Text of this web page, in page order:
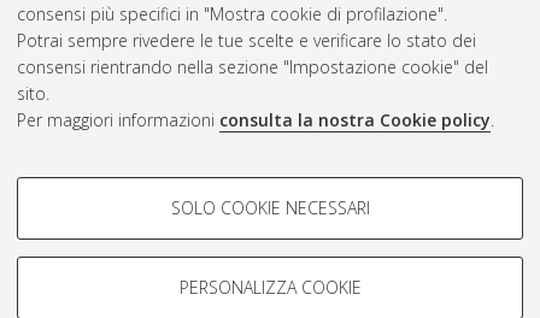
consensi più specifici in "Mostra cookie di profilazione".
Potrai sempre rivedere le tue scelte e verificare lo stato dei
consensi rientrando nella sezione "Impostazione cookie" del
sito.
Per maggiori informazioni consulta la nostra Cookie policy.
COOKIE DI PROFILAZIONE -
Si tratta di cookie utilizzati per analizzare le caratteristiche della
navigazione degli utenti, creare profili in base al loro comportamento
SOLO COOKIE NECESSARI
PERSONALIZZA COOKIE
Rss 2.0
ISSN: 2038-7946
Impostazioni Cookie
Informativa sulla privacy
Condizioni d’uso del sito